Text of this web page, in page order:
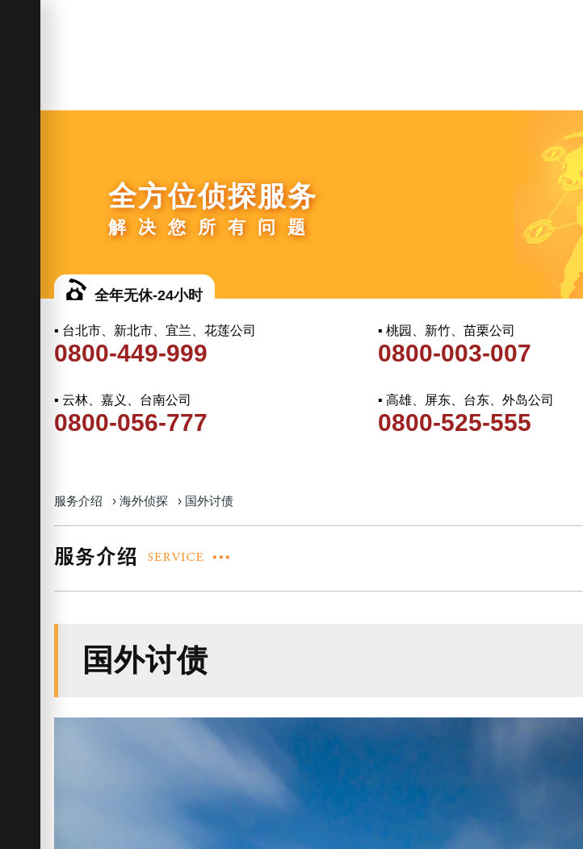
全方位侦探服务
解决您所有问题
全年无休-24小时
▪ 台北市、新北市、宜兰、花莲公司
0800-449-999
▪ 桃园、新竹、苗栗公司
0800-003-007
▪ 云林、嘉义、台南公司
0800-056-777
▪ 高雄、屏东、台东、外岛公司
0800-525-555
服务介绍 › 海外侦探 › 国外讨债
国外讨债